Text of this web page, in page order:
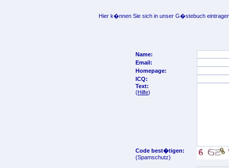
Hier k�nnen Sie sich in unser G�stebuch
Name:
Email:
Homepage:
ICQ:
Text:
(Hilfe)
Code best�tigen:
(Spamschutz)